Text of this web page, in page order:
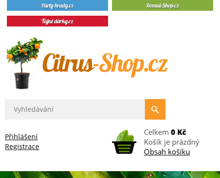
Přihlášení
Registrace
Celkem 0 Kč
Košík je prázdný
Obsah košíku